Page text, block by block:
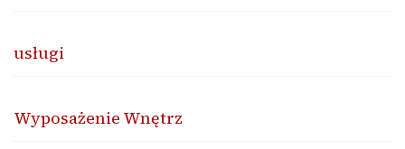
usługi
Wyposażenie Wnętrz